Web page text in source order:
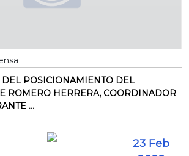
POSICIONAMIENTO DEL
ROMERO HERRERA, COORDINADOR
...
23 Feb